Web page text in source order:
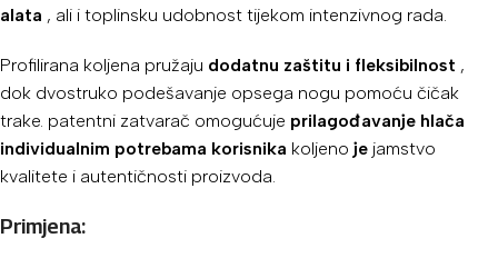
alata , ali i toplinsku udobnost tijekom intenzivnog rada.
Profilirana koljena pružaju dodatnu zaštitu i fleksibilnost ,
dok dvostruko podešavanje opsega nogu pomoću čičak
trake. patentni zatvarač omogućuje prilagođavanje hlača
individualnim potrebama korisnika koljeno je jamstvo
kvalitete i autentičnosti proizvoda.
Primjena: